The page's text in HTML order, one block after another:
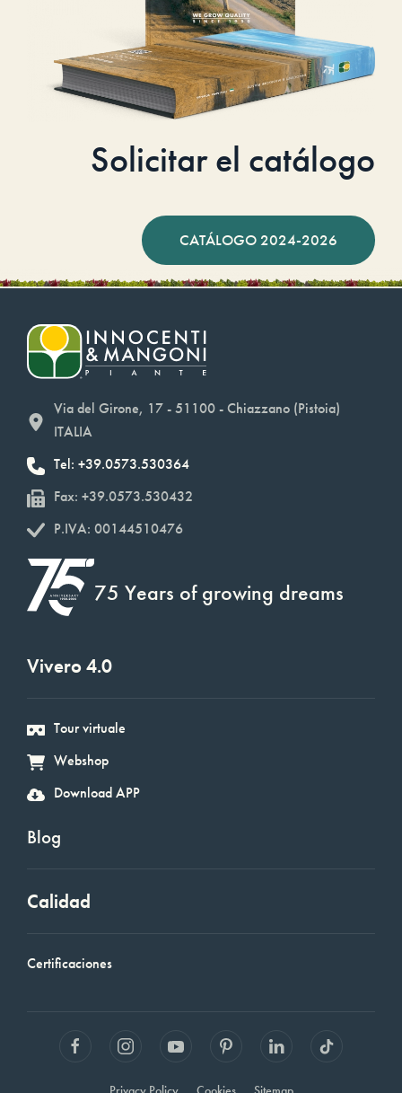
Solicitar el catálogo
CATÁLOGO 2024-2026
Via del Girone, 17 - 51100 - Chiazzano (Pistoia)
ITALIA
Tel: +39.0573.530364
Fax: +39.0573.530432
P.IVA: 00144510476
75 Years of growing dreams
Vivero 4.0
Tour virtuale
Webshop
Download APP
Blog
Calidad
Certificaciones